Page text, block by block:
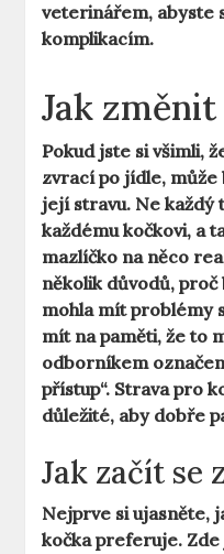
veterinářem, abyste
komplikacím.
Jak
Pokud jste si všimli,
zvrací po jídle,
její stravu. Ne každý
každému kočkovi, a
mazlíčko na něco
několik důvodů,
mohla mít problémy
mít na paměti, že to
odborníkem
přístup“. Strava pro
důležité, aby dobře
Jak začít se
Nejprve si ujasněte,
kočka preferuje.